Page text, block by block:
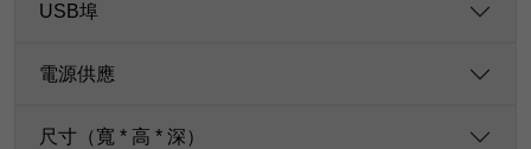
USB埠
電源供應
尺寸（寬 * 高 * 深）